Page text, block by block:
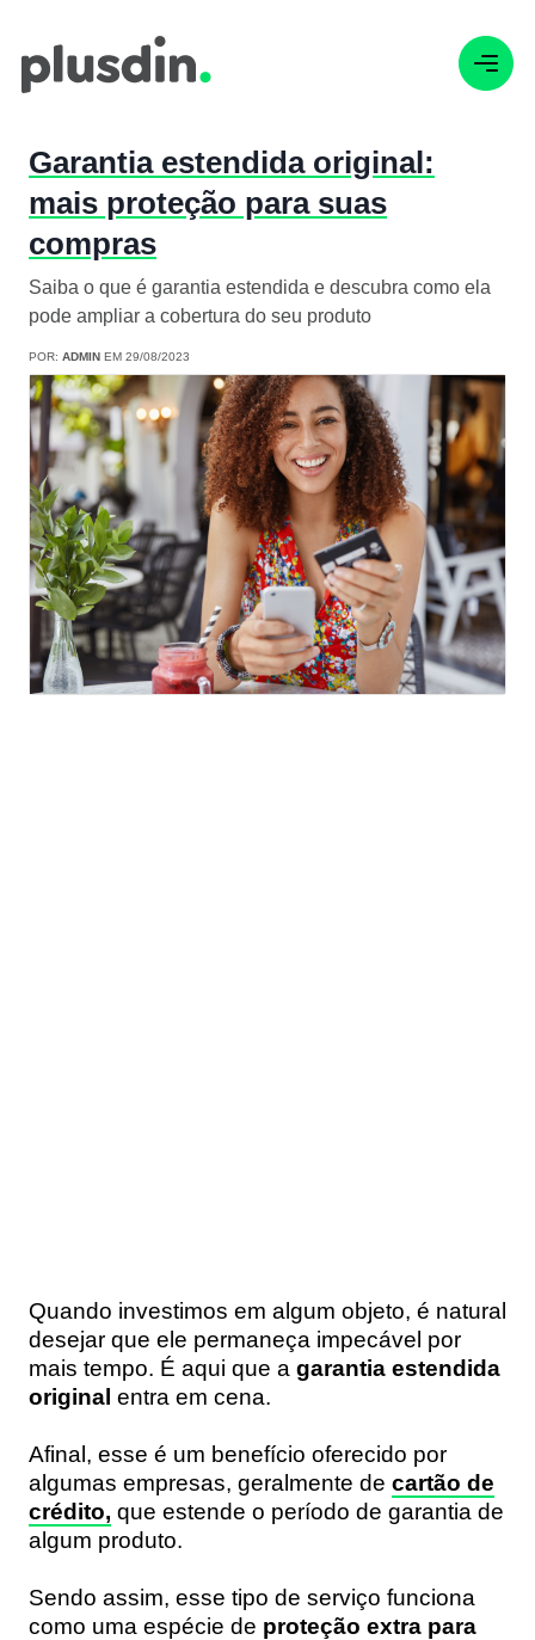
Garantia estendida original:
mais proteção para suas
compras
Saiba o que é garantia estendida e descubra como ela
pode ampliar a cobertura do seu produto
POR: ADMIN EM 29/08/2023
Quando investimos em algum objeto, é natural
desejar que ele permaneça impecável por
mais tempo. É aqui que a garantia estendida
original entra em cena.
Afinal, esse é um benefício oferecido por
algumas empresas, geralmente de cartão de
crédito, que estende o período de garantia de
algum produto.
Sendo assim, esse tipo de serviço funciona
como uma espécie de proteção extra para